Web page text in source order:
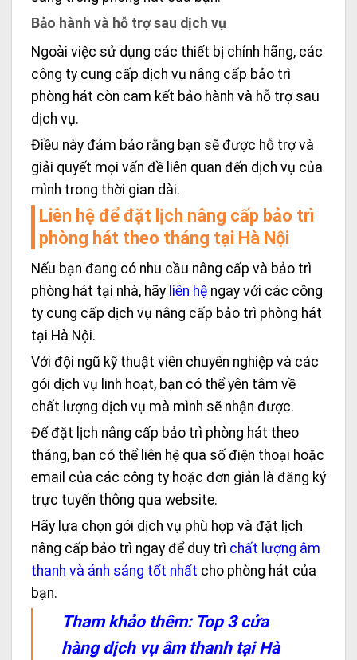
Bảo hành và hỗ trợ sau dịch vụ
Ngoài việc sử dụng các thiết bị chính hãng, các
công ty cung cấp dịch vụ nâng cấp bảo trì
phòng hát còn cam kết bảo hành và hỗ trợ sau
dịch vụ.
Điều này đảm bảo rằng bạn sẽ được hỗ trợ và
giải quyết mọi vấn đề liên quan đến dịch vụ của
mình trong thời gian dài.
Liên hệ để đặt lịch nâng cấp bảo trì
phòng hát theo tháng tại Hà Nội
Nếu bạn đang có nhu cầu nâng cấp và bảo trì
phòng hát tại nhà, hãy liên hệ ngay với các công
ty cung cấp dịch vụ nâng cấp bảo trì phòng hát
tại Hà Nội.
Với đội ngũ kỹ thuật viên chuyên nghiệp và các
gói dịch vụ linh hoạt, bạn có thể yên tâm về
chất lượng dịch vụ mà mình sẽ nhận được.
Để đặt lịch nâng cấp bảo trì phòng hát theo
tháng, bạn có thể liên hệ qua số điện thoại hoặc
email của các công ty hoặc đơn giản là đăng ký
trực tuyến thông qua website.
Hãy lựa chọn gói dịch vụ phù hợp và đặt lịch
nâng cấp bảo trì ngay để duy trì chất lượng âm
thanh và ánh sáng tốt nhất cho phòng hát của
bạn.
Tham khảo thêm: Top 3 cửa
hàng dịch vụ âm thanh tại Hà